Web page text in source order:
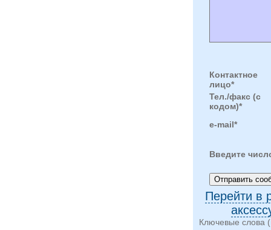
Контактное
лицо*
Тел./факс (с
кодом)*
e-mail*
Введите
Перейти в
Ключевые слова